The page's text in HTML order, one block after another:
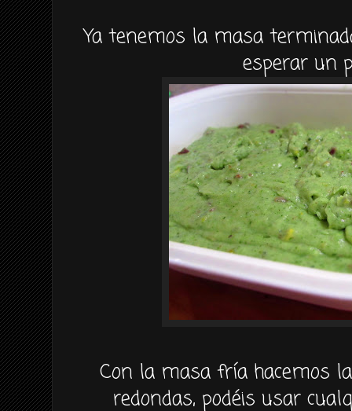
Ya tenemos la masa
esperar un
Con la masa fría hacemos
redondas, podéis usar